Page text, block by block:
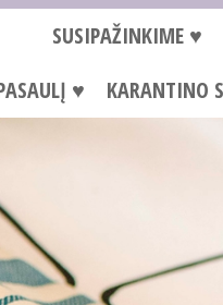
SUSIPAŽINKIME ♥
♥
KARANTINO